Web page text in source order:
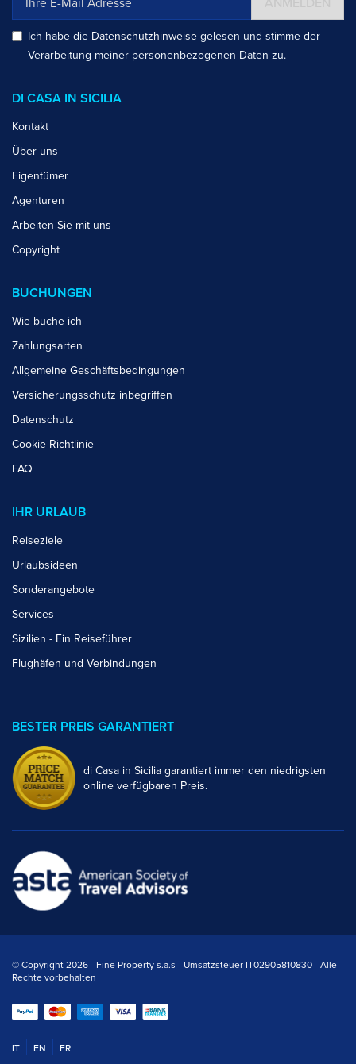
Ich habe die Datenschutzhinweise gelesen und stimme der
Verarbeitung meiner personenbezogenen Daten zu.
DI CASA IN SICILIA
Kontakt
Über uns
Eigentümer
Agenturen
Arbeiten Sie mit uns
Copyright
BUCHUNGEN
Wie buche ich
Zahlungsarten
Allgemeine Geschäftsbedingungen
Versicherungsschutz inbegriffen
Datenschutz
Cookie-Richtlinie
FAQ
IHR URLAUB
Reiseziele
Urlaubsideen
Sonderangebote
Services
Sizilien - Ein Reiseführer
Flughäfen und Verbindungen
BESTER PREIS GARANTIERT
di Casa in Sicilia garantiert immer den niedrigsten
online verfügbaren Preis.
© Copyright 2026 - Fine Property s.a.s - Umsatzsteuer IT02905810830 - Alle
Rechte vorbehalten
IT EN FR